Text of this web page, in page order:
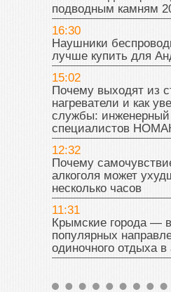
подводным камням
16:30
Наушники
лучше купить для
15:02
Почему выходят из
нагреватели и как
службы: инженерный
специалистов
12:32
Почему
алкоголя может
несколько часов
11:31
Крымские города —
популярных
одиночного отдыха в